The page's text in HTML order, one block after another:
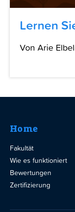
Lernen
Von Arie
Home
Fakultät
Wie es funktioniert
Bewertungen
Zertifizierung